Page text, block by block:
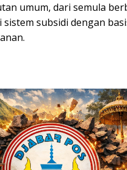
umum, dari semula
subsidi dengan